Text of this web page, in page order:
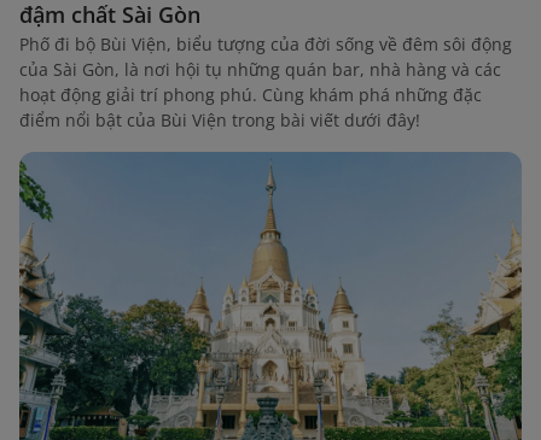
đậm chất Sài Gòn
Phố đi bộ Bùi Viện, biểu tượng của đời sống về đêm sôi động
của Sài Gòn, là nơi hội tụ những quán bar, nhà hàng và các
hoạt động giải trí phong phú. Cùng khám phá những đặc
điểm nổi bật của Bùi Viện trong bài viết dưới đây!